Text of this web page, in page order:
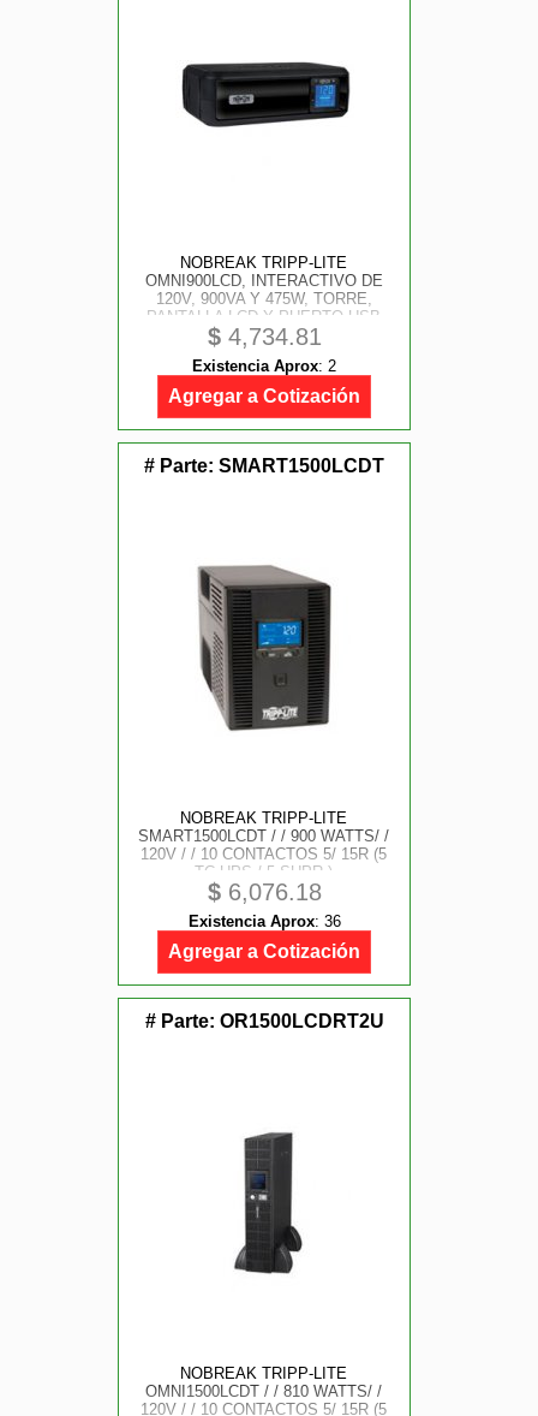
NOBREAK TRIPP-LITE
OMNI900LCD, INTERACTIVO DE
120V, 900VA Y 475W, TORRE,
PANTALLA LCD Y PUERTO USB
$4,734.81
Existencia Aprox: 2
Agregar a Cotización
# Parte: SMART1500LCDT
NOBREAK TRIPP-LITE
SMART1500LCDT / / 900 WATTS/ /
120V / / 10 CONTACTOS 5/ 15R (5
TC UPS / 5 SUPR.)
$6,076.18
Existencia Aprox: 36
Agregar a Cotización
# Parte: OR1500LCDRT2U
NOBREAK TRIPP-LITE
OMNI1500LCDT / / 810 WATTS/ /
120V / / 10 CONTACTOS 5/ 15R (5